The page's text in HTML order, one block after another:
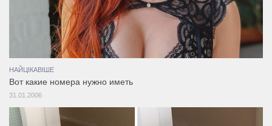
НАЙЦІКАВІШЕ
Вот какие номера нужно иметь
31.01.2006